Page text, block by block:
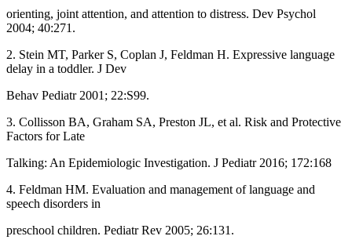
orienting, joint attention, and attention to distress. Dev Psychol
2004; 40:271.
2. Stein MT, Parker S, Coplan J, Feldman H. Expressive language
delay in a toddler. J Dev
Behav Pediatr 2001; 22:S99.
3. Collisson BA, Graham SA, Preston JL, et al. Risk and Protective
Factors for Late
Talking: An Epidemiologic Investigation. J Pediatr 2016; 172:168
4. Feldman HM. Evaluation and management of language and
speech disorders in
preschool children. Pediatr Rev 2005; 26:131.